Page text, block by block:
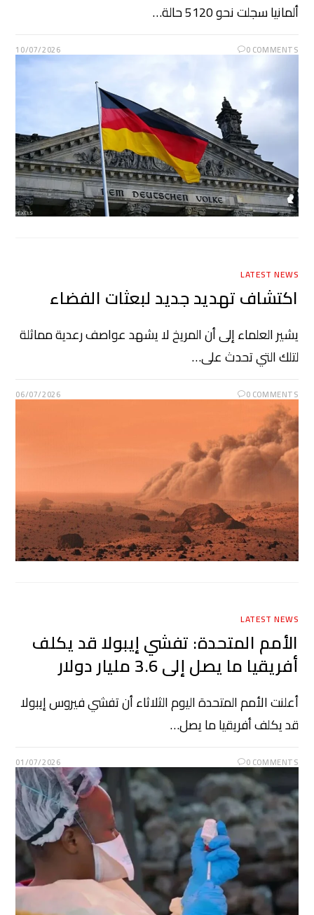
ألمانيا ‌سجلت نحو 5120 حالة…
0 COMMENTS
10/07/2026
LATEST NEWS
اكتشاف تهديد جديد لبعثات الفضاء
يشير العلماء إلى أن المريخ لا يشهد عواصف رعدية مماثلة
لتلك التي تحدث على…
0 COMMENTS
06/07/2026
LATEST NEWS
الأمم المتحدة: تفشي إيبولا قد يكلف
أفريقيا ما يصل إلى 3.6 مليار دولار
أعلنت الأمم المتحدة اليوم ​الثلاثاء أن تفشي ‌فيروس إيبولا
قد يكلف أفريقيا ما يصل…
0 COMMENTS
01/07/2026